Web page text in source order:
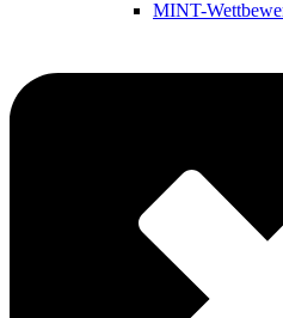
MINT-